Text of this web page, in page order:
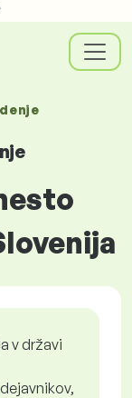
v državi